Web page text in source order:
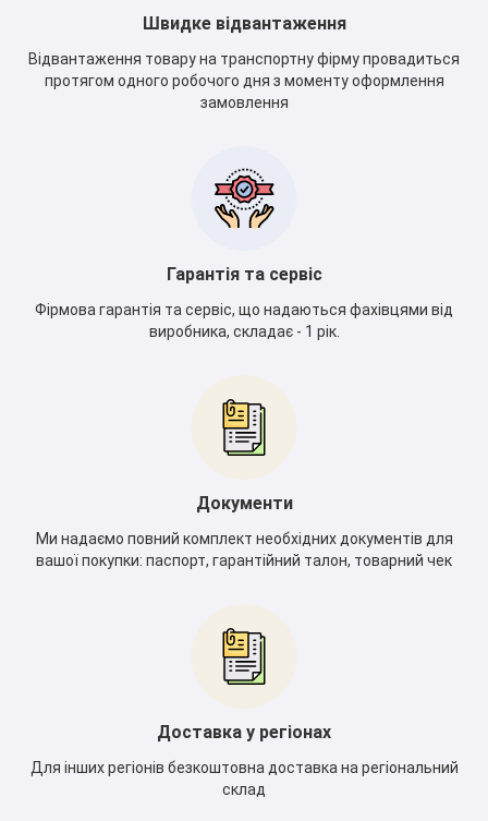
Швидке відвантаження
Відвантаження товару на транспортну фірму провадиться
протягом одного робочого дня з моменту оформлення
замовлення
Гарантія та сервіс
Фірмова гарантія та сервіс, що надаються фахівцями від
виробника, складає - 1 рік.
Документи
Ми надаємо повний комплект необхідних документів для
вашої покупки: паспорт, гарантійний талон, товарний чек
Доставка у регіонах
Для інших регіонів безкоштовна доставка на регіональний
склад